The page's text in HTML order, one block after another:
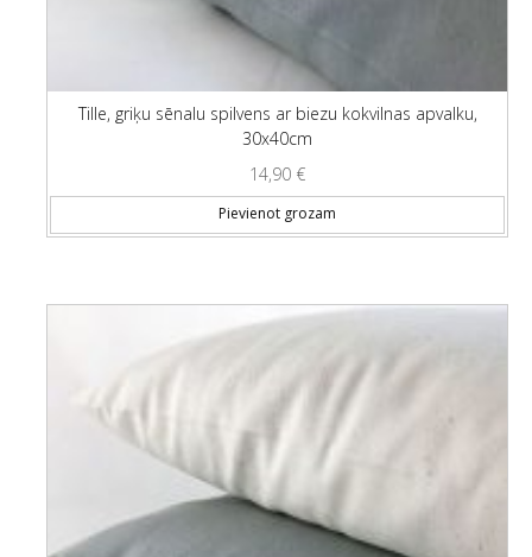
Tille, griķu sēnalu spilvens ar biezu kokvilnas apvalku,
30x40cm
14,90 €
Pievienot grozam